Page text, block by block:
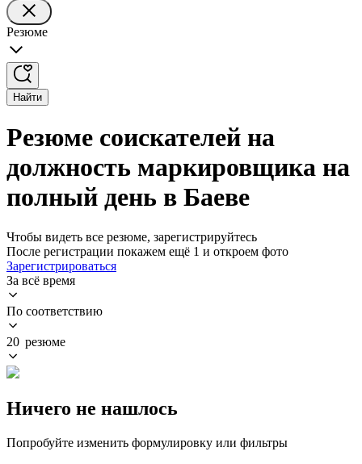
Резюме
Найти
Резюме соискателей на
должность маркировщика на
полный день в Баеве
Чтобы видеть все резюме, зарегистрируйтесь
После регистрации покажем ещё 1 и откроем фото
Зарегистрироваться
За всё время
По соответствию
20 резюме
Ничего не нашлось
Попробуйте изменить формулировку или фильтры